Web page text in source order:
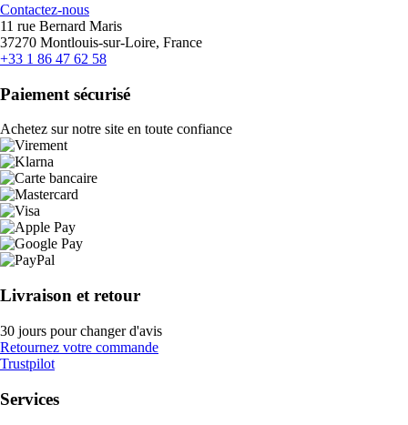
Contactez-nous
11 rue Bernard Maris
37270 Montlouis-sur-Loire, France
+33 1 86 47 62 58
Paiement sécurisé
Achetez sur notre site en toute confiance
Livraison et retour
30 jours pour changer d'avis
Retournez votre commande
Trustpilot
Services